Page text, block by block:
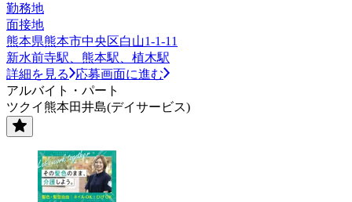
勤務地
面接地
熊本県熊本市中央区白山1-1-11
新水前寺駅、熊本駅、植木駅
詳細を見る
応募画面に進む
アルバイト・パート
ツクイ熊本田井島(デイサービス)